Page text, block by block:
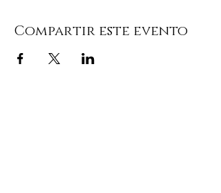
Compartir este evento